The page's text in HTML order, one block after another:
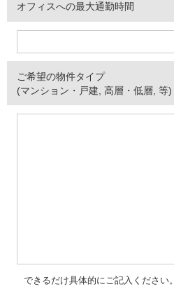
オフィスへの最大通勤時間
ご希望の物件タイプ
(マンション・戸建, 高層・低層, 等)
できるだけ具体的にご記入ください。